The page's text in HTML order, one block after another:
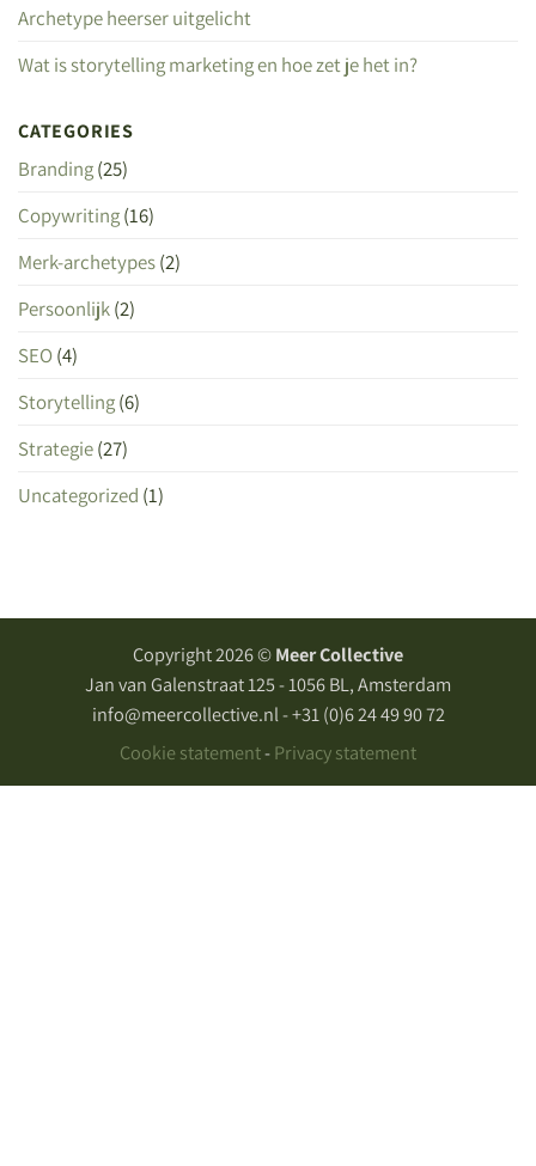
Archetype heerser uitgelicht
Wat is storytelling marketing en hoe zet je het in?
CATEGORIES
Branding(25)
Copywriting(16)
Merk-archetypes(2)
Persoonlijk(2)
SEO(4)
Storytelling(6)
Strategie(27)
Uncategorized (1)
Copyright 2026 ©Meer Collective
Jan van Galenstraat 125 - 1056 BL, Amsterdam
info@meercollective.nl - +31 (0)6 24 49 90 72
Cookie statement-Privacy statement